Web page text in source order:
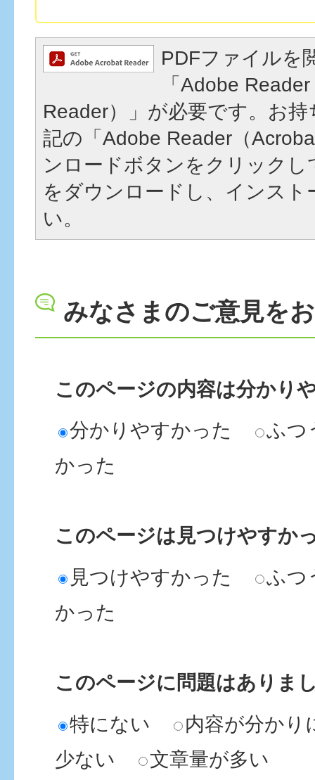
PDFファイルを
「Adobe
Reader）」が必要です。お
記の「Adobe Reader（
ンロードボタンをクリック
をダウンロードし、インスト
い。
みなさまのご意見を
このページの内容は分かり
分かりやすかった
ふつ
かった
このページは見つけやすか
見つけやすかった
ふつ
かった
このページに問題はありま
特にない
内容が分かり
少ない
文章量が多い